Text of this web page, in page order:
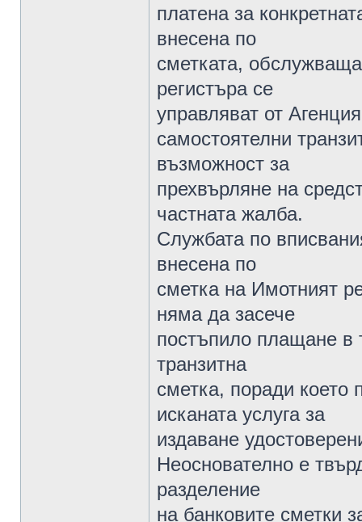
платена за
внесена по
сметката,
регистъра се
управляват от
самостоятелни
възможност за
прехвърляне на
частната жалба.
Службата по
внесена по
сметка на Имотният
няма да засече
постъпило плащане в
транзитна
сметка, поради което
исканата услуга за
издаване
Неоснователно е
разделение
на банковите сметки